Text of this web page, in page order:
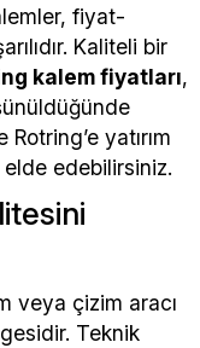
fiyat-
Kaliteli bir
kalem fiyatları,
Rotring’e yatırım
edebilirsiniz.
veya çizim aracı
Teknik